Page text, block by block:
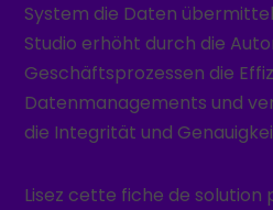
System die Daten
Studio erhöht durch die
Geschäftsprozessen die
Datenmanagements und
die Integrität und
Lisez cette fiche de solution